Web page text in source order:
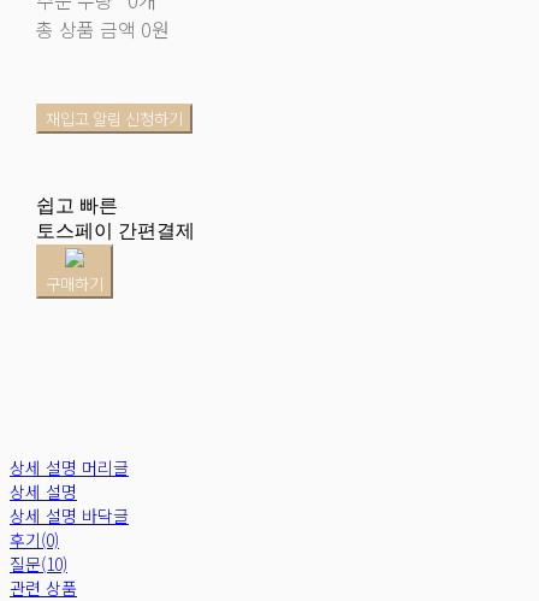
총 상품 금액 0원
재입고 알림 신청하기
쉽고 빠른
토스페이 간편결제
구매하기
상세 설명 머리글
상세 설명
상세 설명 바닥글
후기(0)
질문(10)
관련 상품